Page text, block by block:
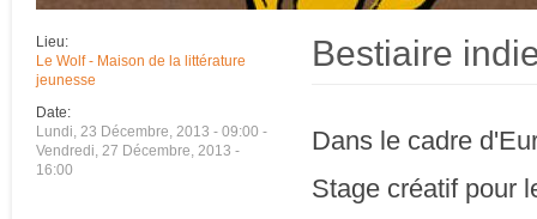
Lieu:
Le Wolf - Maison de la littérature
jeunesse
Date:
Lundi, 23 Décembre, 2013 - 09:00 -
Vendredi, 27 Décembre, 2013 -
16:00
Bestiaire
Dans le cadre
Stage créatif pour